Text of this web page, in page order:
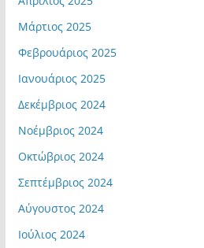
Μάρτιος 2025
Φεβρουάριος 2025
Ιανουάριος 2025
Δεκέμβριος 2024
Νοέμβριος 2024
Οκτώβριος 2024
Σεπτέμβριος 2024
Αύγουστος 2024
Ιούλιος 2024